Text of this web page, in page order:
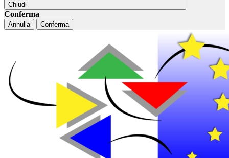
Chiudi
Conferma
Annulla Conferma